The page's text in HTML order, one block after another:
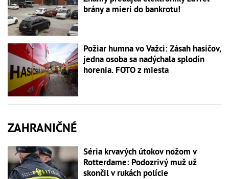
brány a mieri do bankrotu!
Požiar humna vo Važci: Zásah hasičov,
jedna osoba sa nadýchala splodín
horenia. FOTO z miesta
ZAHRANIČNÉ
Séria krvavých útokov nožom v
Rotterdame: Podozrivý muž už
skončil v rukách polície